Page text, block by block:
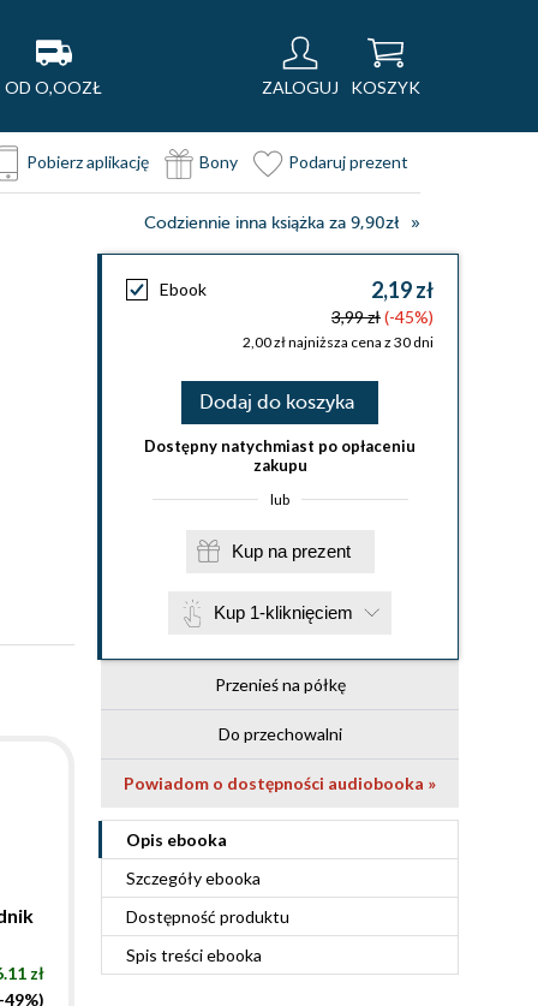
OD O,OOZŁ ZALOGUJ KOSZYK
Pobierz aplikację Bony Podaruj prezent
Codziennie inna książka za 9,90zł
Ebook 2,19 zł
3,99 zł(-45%)
2,00 zł najniższa cena z 30 dni
Dodaj do koszyka
Dostępny natychmiast po opłaceniu
zakupu
lub
Kup na prezent
Kup 1-kliknięciem
Przenieś na półkę
Do przechowalni
Powiadom o dostępności audiobooka »
Opis ebooka
Szczegółyebooka
Dostępność produktu
Spis treściebooka
zł
49%)